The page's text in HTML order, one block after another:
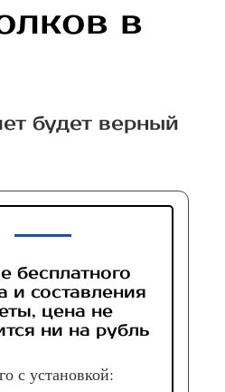
в
будет верный
бесплатного
и составления
цена не
ни на рубль
с установкой: